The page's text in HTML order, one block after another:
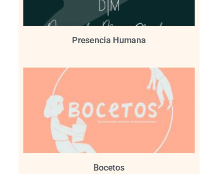
Presencia Humana
Bocetos